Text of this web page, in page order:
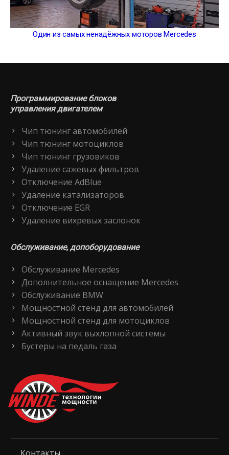
Один из самых ненадёжных моторов Mercedes
Программирование блоков
управления двигателем
Чип тюнинг автомобилей
Чип тюнинг мотоциклов
Чип тюнинг грузовиков
Удаление сажевых фильтров
Отключение AdBlue
Удаление катализаторов
Отключение EGR
Удаление вихревых заслонок
Обслуживание, допоборудование
Обслуживание Mercedes
Дополнительное оснащение Mercedes
Обслуживание BMW
Мощностной стенд для автомобилей
Мощностной стенд для мотоциклов
Активный звук выхлопной системы
Бустеры на педаль газа